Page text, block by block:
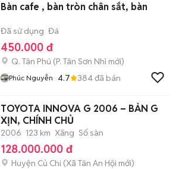
Bàn cafe , bàn tròn chân sắt, bàn
Đã sử dụng Đá
450.000 đ
Q. Tân Phú (P. Tân Sơn Nhì mới)
Phúc Nguyễn 4.7 384đã bán
TOYOTA INNOVA G 2006 – BẢN G
XỊN, CHÍNH CHỦ
2006 123 km Xăng Số sàn
128.000.000 đ
Huyện Củ Chi (Xã Tân An Hội mới)